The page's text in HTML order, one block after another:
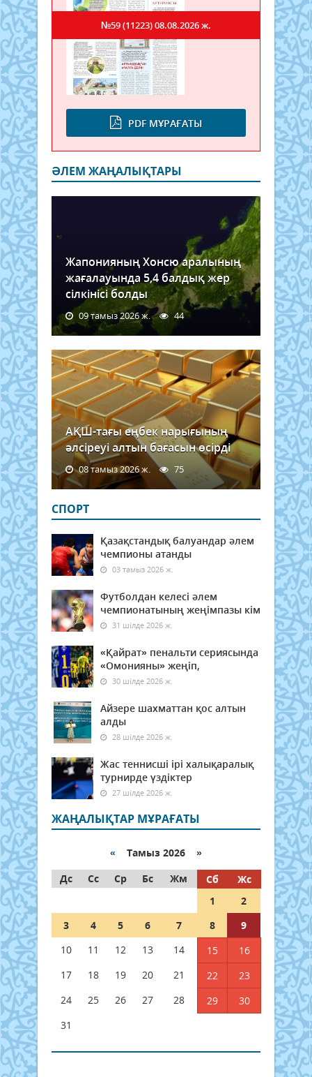
PDF МҰРАҒАТЫ
№59 (11223)08.08.2026 ж.
ӘЛЕМ ЖАҢАЛЫҚТАРЫ
Жапонияның Хонсю аралының
жағалауында 5,4 балдық жер
сілкінісі болды
09 тамыз 2026 ж. 44
АҚШ-тағы еңбек нарығының
әлсіреуі алтын бағасын өсірді
08 тамыз 2026 ж. 75
СПОРТ
Қазақстандық балуандар әлем
чемпионы атанды
03 тамыз 2026 ж.
Футболдан келесі әлем
чемпионатының жеңімпазы кім
31 шілде 2026 ж.
«Қайрат» пенальти сериясында
«Омонияны» жеңіп,
30 шілде 2026 ж.
Айзере шахматтан қос алтын
алды
28 шілде 2026 ж.
Жас теннисші ірі халықаралық
турнирде үздіктер
27 шілде 2026 ж.
ЖАҢАЛЫҚТАР МҰРАҒАТЫ
« Тамыз 2026 »
Дс
Сс Ср Бс Жм Сб
Жс
1
2
3
4 5 6 7 8
9
10
11 12 13 14 15
16
17
18 19 20 21 22
23
24
25 26 27 28 29
30
31